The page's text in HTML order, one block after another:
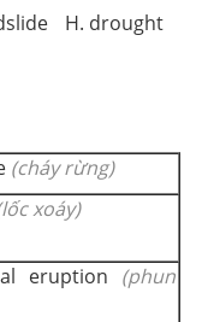
H. drought
(cháy rừng)
xoáy)
eruption (phun